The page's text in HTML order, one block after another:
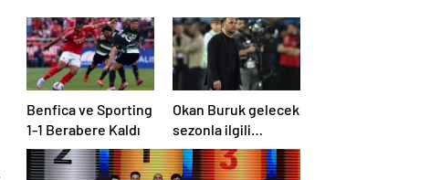
Benfica ve Sporting
1-1 Berabere Kaldı
Okan Buruk gelecek
sezonla ilgili
ipucunu verdi: Bu
sene 3, seneye de 4